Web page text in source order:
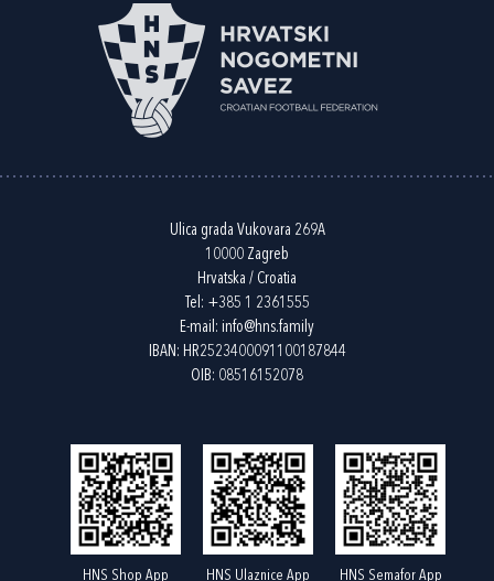
Ulica grada Vukovara 269A
10000 Zagreb
Hrvatska / Croatia
Tel: +385 1 2361555
E-mail: info@hns.family
IBAN: HR2523400091100187844
OIB: 08516152078
HNS Shop App HNS Ulaznice App HNS Semafor App